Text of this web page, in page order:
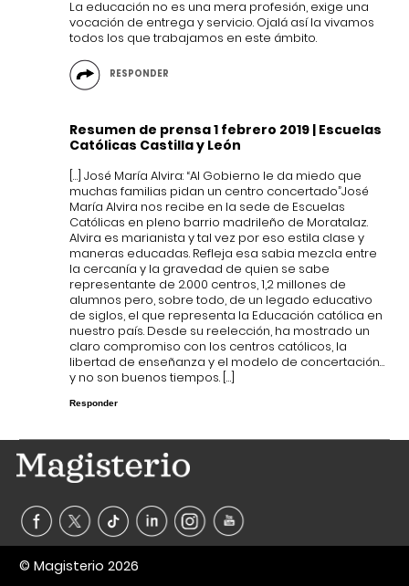
La educación no es una mera profesión, exige una
vocación de entrega y servicio. Ojalá así la vivamos
todos los que trabajamos en este ámbito.
RESPONDER
Resumen de prensa 1 febrero 2019 | Escuelas
Católicas Castilla y León
[…] José María Alvira: “Al Gobierno le da miedo que
muchas familias pidan un centro concertado”José
María Alvira nos recibe en la sede de Escuelas
Católicas en pleno barrio madrileño de Moratalaz.
Alvira es marianista y tal vez por eso estila clase y
maneras educadas. Refleja esa sabia mezcla entre
la cercanía y la gravedad de quien se sabe
representante de 2.000 centros, 1,2 millones de
alumnos pero, sobre todo, de un legado educativo
de siglos, el que representa la Educación católica en
nuestro país. Desde su reelección, ha mostrado un
claro compromiso con los centros católicos, la
libertad de enseñanza y el modelo de concertación…
y no son buenos tiempos. […]
Responder
© Magisterio 2026